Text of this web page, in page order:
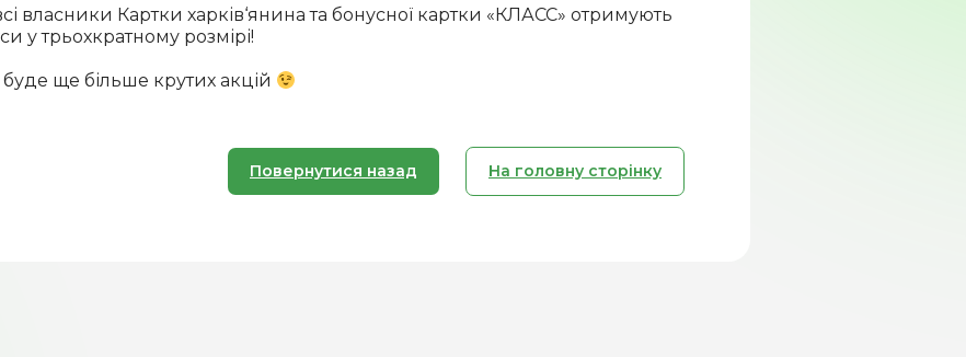
власники Картки харків‘янина та бонусної картки «КЛАСС» отримують
у трьохкратному розмірі!
ще більше крутих акцій
Повернутися назад На головну сторінку